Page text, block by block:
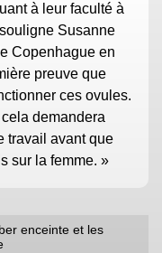
à leur faculté à
Susanne
Copenhague en
preuve que
ces ovules.
demandera
travail avant que
sur la femme. »
enceinte et les